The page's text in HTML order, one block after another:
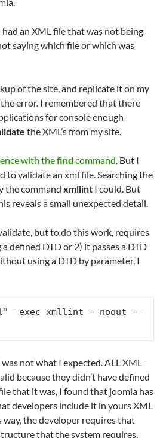
an XML file that was not being
saying which file or which was
of the site, and replicate it on my
error. I remembered that there
for console enough
the XML’s from my site.
with thefind command. But I
to validate an xml file. Searching the
the command xmllint I could. But
reveals a small unexpected detail.
but to do this work, requires
defined DTD or 2) it passes a DTD
using a DTD by parameter, I
-exec xmllint --noout --
not what I expected. ALL XML
because they didn’t have defined
that it was, I found that joomla has
developers include it in yours XML
the developer requires that
that the system requires.